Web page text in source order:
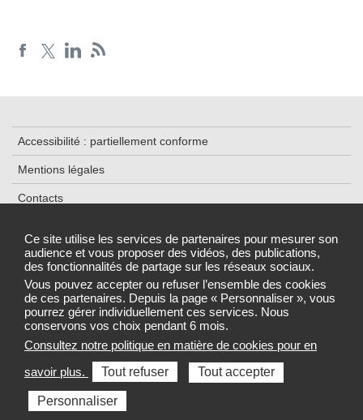
Ce site utilise les services de partenaires pour mesurer son
audience et vous proposer des vidéos, des publications,
des fonctionnalités de partage sur les réseaux sociaux.
Vous pouvez accepter ou refuser l’ensemble des cookies
de ces partenaires. Depuis la page « Personnaliser », vous
pourrez gérer individuellement ces services. Nous
conservons vos choix pendant 6 mois.
Consultez notre politique en matière de cookies pour en
savoir plus.
Tout refuser Tout accepter
Personnaliser
Accessibilité : partiellement conforme
Mentions légales
Contacts
Données personnelles et cookies
Gestion des cookies
Sélectionnez une région pour accéder au site de votre Agence
régionale de santé
Toutes les ARS